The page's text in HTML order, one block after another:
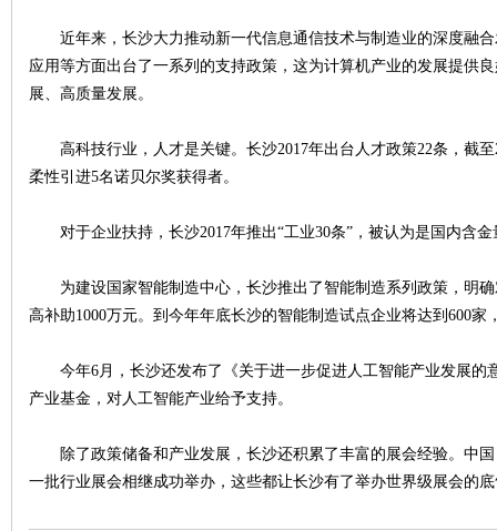
近年来，长沙大力推动新一代信息通信技术与制造业的深度融合
应用等方面出台了一系列的支持政策，这为计算机产业的发展提供
展、高质量发展。
高科技行业，人才是关键。长沙2017年出台人才政策22条，截至
柔性引进5名诺贝尔奖获得者。
对于企业扶持，长沙2017年推出“工业30条”，被认为是国内含金
为建设国家智能制造中心，长沙推出了智能制造系列政策，明确
高补助1000万元。到今年年底长沙的智能制造试点企业将达到600家
今年6月，长沙还发布了《关于进一步促进人工智能产业发展的
产业基金，对人工智能产业给予支持。
除了政策储备和产业发展，长沙还积累了丰富的展会经验。中国
一批行业展会相继成功举办，这些都让长沙有了举办世界级展会的